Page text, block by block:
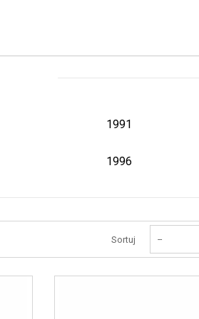
1991
1996
Sortuj --